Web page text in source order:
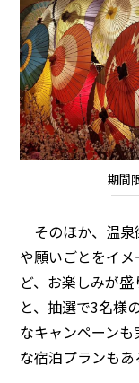
期間
そのほか、温泉
や願いごとをイ
ど、お楽しみが
と、抽選で3名様
なキャンペーン
な宿泊プランもあ